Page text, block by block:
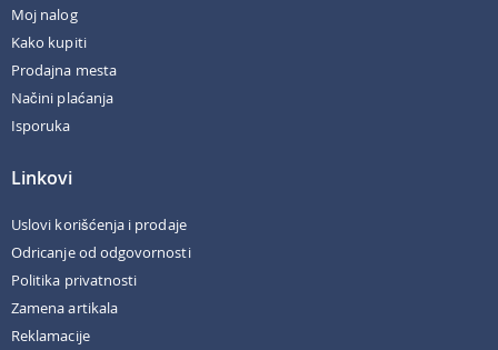
Moj nalog
Kako kupiti
Prodajna mesta
Načini plaćanja
Isporuka
Linkovi
Uslovi korišćenja i prodaje
Odricanje od odgovornosti
Politika privatnosti
Zamena artikala
Reklamacije